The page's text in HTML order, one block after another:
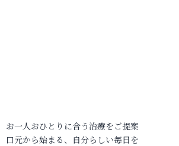
お一人おひとりに合う治療をご提案
口元から始まる、自分らしい毎日を